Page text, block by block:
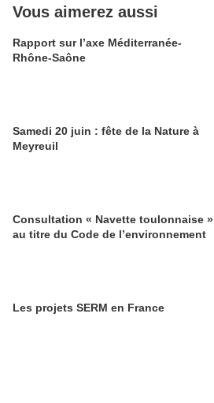
Vous aimerez aussi
Rapport sur l’axe Méditerranée-
Rhône-Saône
Samedi 20 juin : fête de la Nature à
Meyreuil
Consultation « Navette toulonnaise »
au titre du Code de l’environnement
Les projets SERM en France